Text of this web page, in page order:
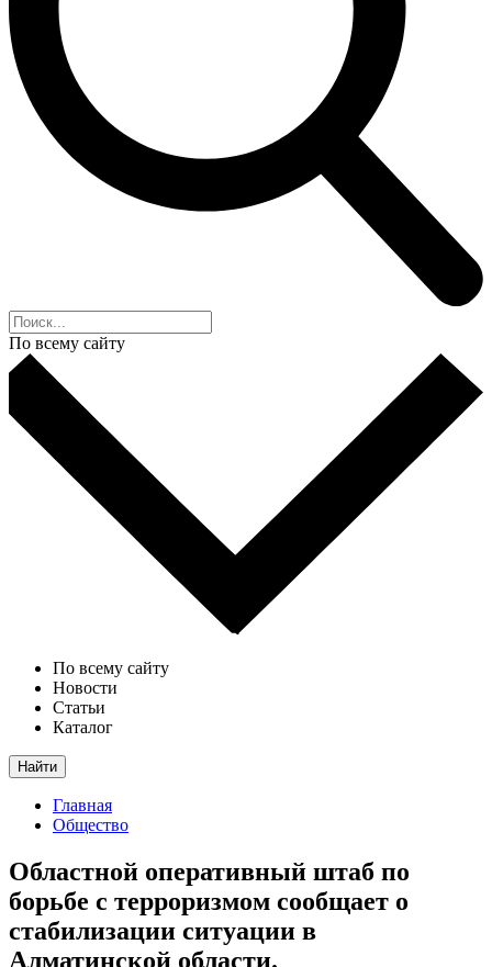
По всему сайту
По всему сайту
Новости
Статьи
Каталог
Найти
Главная
Общество
Областной оперативный штаб по
борьбе с терроризмом сообщает о
стабилизации ситуации в
Алматинской области.